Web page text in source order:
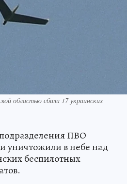
областью сбили 17 украинских
ПВО
уничтожили в небе над
беспилотных